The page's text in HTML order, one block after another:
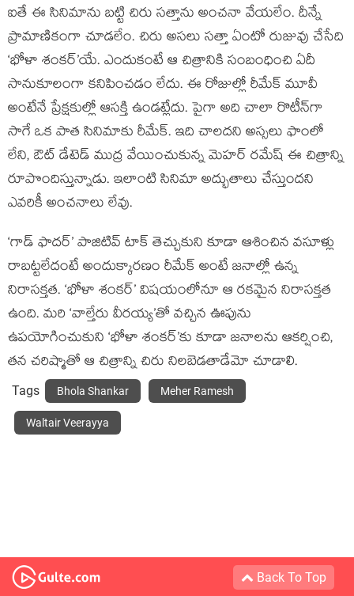
ఐతే ఈ సినిమాను బట్టి చిరు సత్తాను అంచనా వేయలేం. దీన్నే
ప్రామాణికంగా చూడలేం. చిరు అసలు సత్తా ఏంటో రుజువు చేసేది
‘భోళా శంకర్’యే. ఎందుకంటే ఆ చిత్రానికి సంబంధించి ఏదీ
సానుకూలంగా కనిపించడం లేదు. ఈ రోజుల్లో రీమేక్ మూవీ
అంటేనే ప్రేక్షకుల్లో ఆసక్తి ఉండట్లేదు. పైగా అది చాలా రొటీన్‌గా
సాగే ఒక పాత సినిమాకు రీమేక్. ఇది చాలదని అస్సలు ఫాంలో
లేని, ఔట్ డేటెడ్ ముద్ర వేయించుకున్న మెహర్ రమేష్ ఈ చిత్రాన్ని
రూపొందిస్తున్నాడు. ఇలాంటి సినిమా అద్భుతాలు చేస్తుందని
ఎవరికీ అంచనాలు లేవు.
‘గాడ్ ఫాదర్’ పాజిటివ్ టాక్ తెచ్చుకుని కూడా ఆశించిన వసూళ్లు
రాబట్టలేదంటే అందుక్కారణం రీమేక్ అంటే జనాల్లో ఉన్న
నిరాసక్తత. ‘భోళా శంకర్’ విషయంలోనూ ఆ రకమైన నిరాసక్తత
ఉంది. మరి ‘వాల్తేరు వీరయ్య’తో వచ్చిన ఊపును
ఉపయోగించుకుని ‘భోళా శంకర్’కు కూడా జనాలను ఆకర్షించి,
తన చరిష్మాతో ఆ చిత్రాన్ని చిరు నిలబెడతాడేమో చూడాలి.
Tags Bhola Shankar Meher Ramesh
Waltair Veerayya
Back To Top